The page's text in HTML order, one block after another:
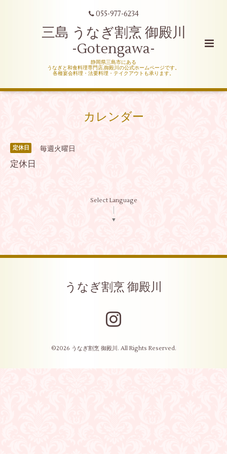
055-977-6234
三島 うなぎ割烹 御殿川
-Gotengawa-
静岡県三島市にある
うなぎと和食料理専門店,御殿川の公式ホームページです。
各種宴会料理・法要料理・テイクアウトも承ります。
カレンダー
定休日 毎週火曜日
定休日
Select Language
▼
うなぎ割烹 御殿川
©2026 うなぎ割烹 御殿川 . All Rights Reserved.